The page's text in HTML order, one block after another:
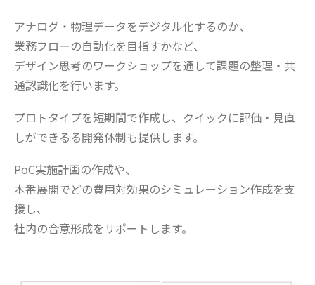
アナログ・物理データをデジタル化するのか、
業務フローの自動化を目指すかなど、
デザイン思考のワークショップを通して課題の整理・共
通認識化を行います。
プロトタイプを短期間で作成し、クイックに評価・見直
しができるる開発体制も提供します。
PoC実施計画の作成や、
本番展開でどの費用対効果のシミュレーション作成を支
援し、
社内の合意形成をサポートします。